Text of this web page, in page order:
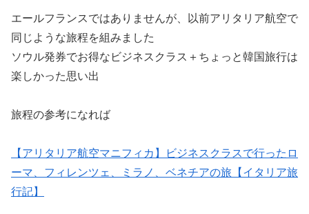
エールフランスではありませんが、以前アリタリア航空で
同じような旅程を組みました
ソウル発券でお得なビジネスクラス＋ちょっと韓国旅行は
楽しかった思い出
旅程の参考になれば
【アリタリア航空マニフィカ】ビジネスクラスで行ったロ
ーマ、フィレンツェ、ミラノ、ベネチアの旅【イタリア旅
行記】